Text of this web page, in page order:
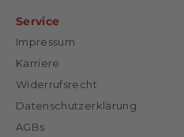
Service
Impressum
Karriere
Widerrufsrecht
Datenschutzerklärung
AGBs